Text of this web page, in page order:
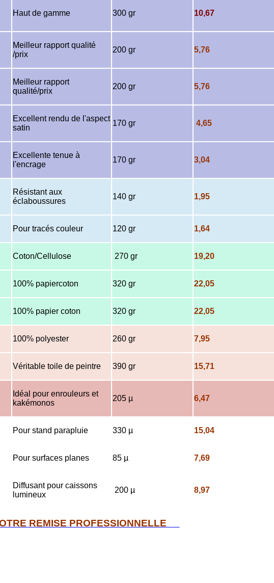
Haut de gamme 300 gr 10,67
Meilleur rapport qualité
/prix
200 gr 5,76
Meilleur rapport
qualité/prix
200 gr 5,76
Excellent rendu de l'aspect
satin
170 gr 4,65
Excellente tenue à
l'encrage
170 gr 3,04
Résistant aux
éclaboussures
140 gr 1,95
Pour tracés couleur 120 gr 1,64
Coton/Cellulose 270 gr 19,20
100% papiercoton 320 gr 22,05
100% papier coton 320 gr 22,05
100% polyester 260 gr 7,95
Véritable toile de peintre 390 gr 15,71
Idéal pour enrouleurs et
kakémonos
205 µ 6,47
Pour stand parapluie 330 µ 15,04
Pour surfaces planes 85 µ 7,69
Diffusant pour caissons
lumineux
200 µ 8,97
REMISE PROFESSIONNELLE